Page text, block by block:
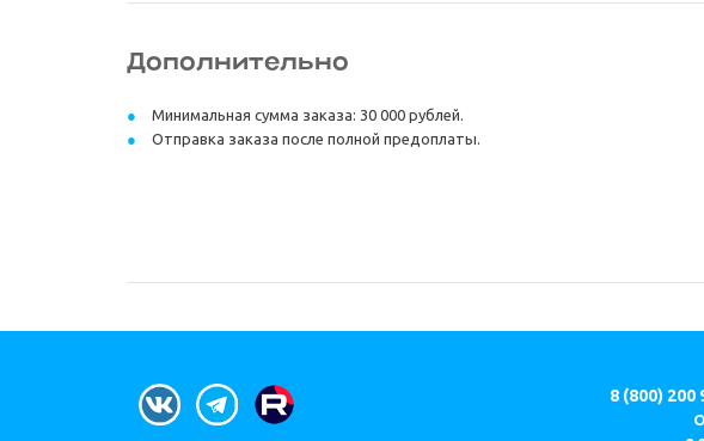
Дополнительно
Минимальная сумма заказа: 30 000 рублей.
Отправка заказа после полной предоплаты.
8 (800) 200